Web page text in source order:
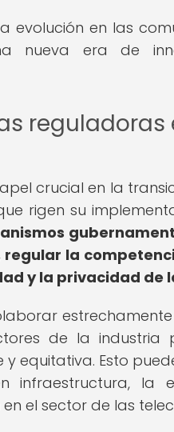
en las
nueva era de
crucial en la
rigen su
la
y la privacidad de
de la
equitativa. Esto
la
el sector de las